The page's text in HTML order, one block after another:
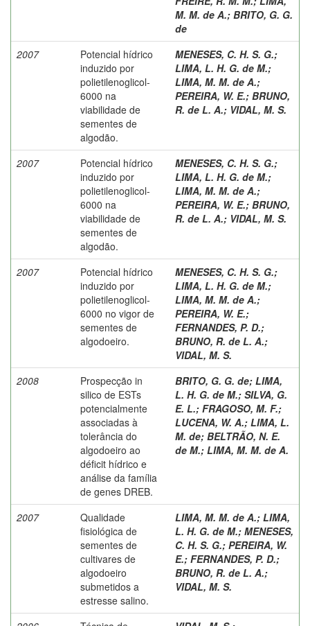
M. M. de A.; BRITO, G. G.
de
2007
Potencial hídrico
induzido por
polietilenoglicol-
6000 na
viabilidade de
sementes de
algodão.
MENESES, C. H. S. G.;
LIMA, L. H. G. de M.;
LIMA, M. M. de A.;
PEREIRA, W. E.; BRUNO,
R. de L. A.; VIDAL, M. S.
2007
Potencial hídrico
induzido por
polietilenoglicol-
6000 na
viabilidade de
sementes de
algodão.
MENESES, C. H. S. G.;
LIMA, L. H. G. de M.;
LIMA, M. M. de A.;
PEREIRA, W. E.; BRUNO,
R. de L. A.; VIDAL, M. S.
2007
Potencial hídrico
induzido por
polietilenoglicol-
6000 no vigor de
sementes de
algodoeiro.
MENESES, C. H. S. G.;
LIMA, L. H. G. de M.;
LIMA, M. M. de A.;
PEREIRA, W. E.;
FERNANDES, P. D.;
BRUNO, R. de L. A.;
VIDAL, M. S.
2008
Prospecção in
silico de ESTs
potencialmente
associadas à
tolerância do
algodoeiro ao
déficit hídrico e
análise da família
de genes DREB.
BRITO, G. G. de; LIMA,
L. H. G. de M.; SILVA, G.
E. L.; FRAGOSO, M. F.;
LUCENA, W. A.; LIMA, L.
M. de; BELTRÃO, N. E.
de M.; LIMA, M. M. de A.
2007
Qualidade
fisiológica de
sementes de
cultivares de
algodoeiro
submetidos a
estresse salino.
LIMA, M. M. de A.; LIMA,
L. H. G. de M.; MENESES,
C. H. S. G.; PEREIRA, W.
E.; FERNANDES, P. D.;
BRUNO, R. de L. A.;
VIDAL, M. S.